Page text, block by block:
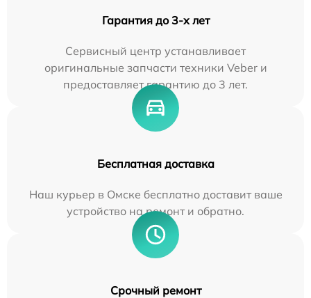
Гарантия до 3-х лет
Сервисный центр устанавливает
оригинальные запчасти техники Veber и
предоставляет гарантию до 3 лет.
Бесплатная доставка
Наш курьер в Омске бесплатно доставит ваше
устройство на ремонт и обратно.
Срочный ремонт